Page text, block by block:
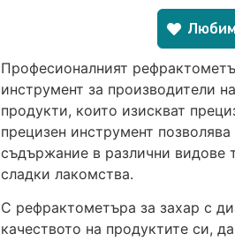
Професионалният
инструмент за производители
продукти, които изискват
прецизен инструмент
съдържание в различни видове
сладки лакомства.
С рефрактометъра за захар с
качеството на продуктите си,